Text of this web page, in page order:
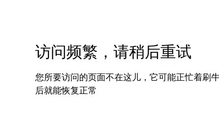
访问频繁，请稍后重试
您所要访问的页面不在这儿，它可能正忙着刷
后就能恢复正常